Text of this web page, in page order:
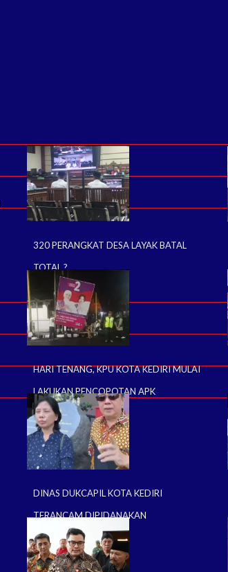
320 PERANGKAT DESA LAYAK BATAL
TOTAL ?
HARI TENANG, KPU KOTA KEDIRI MULAI
LAKUKAN PENCOPOTAN APK
DINAS DUKCAPIL KOTA KEDIRI
TERANCAM DIPIDANAKAN